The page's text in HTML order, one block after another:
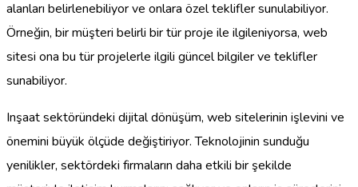
alanları belirlenebiliyor ve onlara özel teklifler sunulabiliyor.
Örneğin, bir müşteri belirli bir tür proje ile ilgileniyorsa, web
sitesi ona bu tür projelerle ilgili güncel bilgiler ve teklifler
sunabiliyor.
Inşaat sektöründeki dijital dönüşüm, web sitelerinin işlevini ve
önemini büyük ölçüde değiştiriyor. Teknolojinin sunduğu
yenilikler, sektördeki firmaların daha etkili bir şekilde